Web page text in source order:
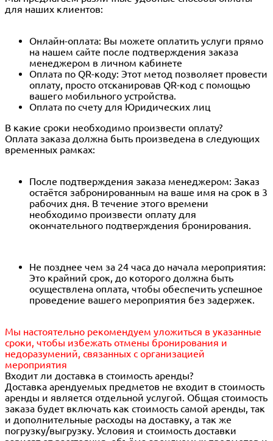
для наших клиентов:
Онлайн-оплата: Вы можете оплатить услуги прямо
на нашем сайте после подтверждения заказа
менеджером в личном кабинете
Оплата по QR-коду: Этот метод позволяет провести
оплату, просто отсканировав QR-код с помощью
вашего мобильного устройства.
Оплата по счету для Юридических лиц
В какие сроки необходимо произвести оплату?
Оплата заказа должна быть произведена в следующих
временных рамках:
После подтверждения заказа менеджером: Заказ
остаётся забронированным на ваше имя на срок в 3
рабочих дня. В течение этого времени
необходимо произвести оплату для
окончательного подтверждения бронирования.
Не позднее чем за 24 часа до начала мероприятия:
Это крайний срок, до которого должна быть
осуществлена оплата, чтобы обеспечить успешное
проведение вашего мероприятия без задержек.
Мы настоятельно рекомендуем уложиться в указанные
сроки, чтобы избежать отмены бронирования и
недоразумений, связанных с организацией
мероприятия
Входит ли доставка в стоимость аренды?
Доставка арендуемых предметов не входит в стоимость
аренды и является отдельной услугой. Общая стоимость
заказа будет включать как стоимость самой аренды, так
и дополнительные расходы на доставку, а так же
погрузку/выгрузку. Условия и стоимость доставки